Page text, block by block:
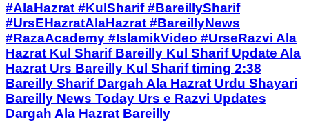
#AlaHazrat #KulSharif #BareillySharif
#UrsEHazratAlaHazrat #BareillyNews
#RazaAcademy #IslamikVideo #UrseRazvi Ala
Hazrat Kul Sharif Bareilly Kul Sharif Update Ala
Hazrat Urs Bareilly Kul Sharif timing 2:38
Bareilly Sharif Dargah Ala Hazrat Urdu Shayari
Bareilly News Today Urs e Razvi Updates
Dargah Ala Hazrat Bareilly